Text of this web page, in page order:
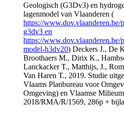
Geologisch (G3Dv3) en
lagenmodel van Vlaanderen (
https://www.dov.vlaanderen.be/
g3dv3 en
https://www.dov.vlaanderen.be/
model-h3dv20) Deckers J., De
Broothaers M., Dirix K.,
Lanckacker T., Matthijs, J.,
Van Haren T., 2019. Studie
Vlaams Planbureau voor
Omgeving) en Vlaamse
2018/RMA/R/1569, 286p +